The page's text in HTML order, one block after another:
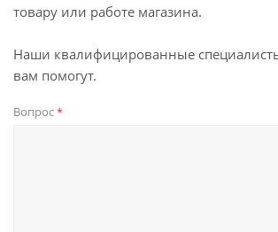
товару или работе магазина.
Наши квалифицированные
вам помогут.
Вопрос*